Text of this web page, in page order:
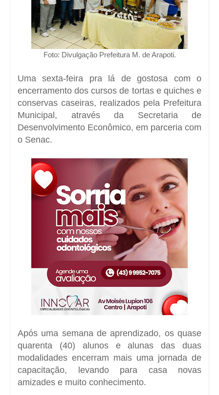
Foto: Divulgação Prefeitura M. de Arapoti.
Uma sexta-feira pra lá de gostosa com o
encerramento dos cursos de tortas e quiches e
conservas caseiras, realizados pela Prefeitura
Municipal, através da Secretaria de
Desenvolvimento Econômico, em parceria com
o Senac.
Após uma semana de aprendizado, os quase
quarenta (40) alunos e alunas das duas
modalidades encerram mais uma jornada de
capacitação, levando para casa novas
amizades e muito conhecimento.